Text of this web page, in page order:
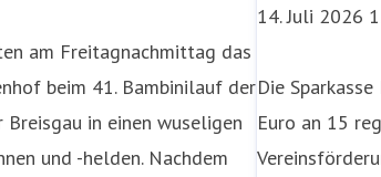
am Freitagnachmittag das
beim 41. Bambinilauf der
in einen wuseligen
und -helden. Nachdem
14. Juli 2026
Die
Euro an 15